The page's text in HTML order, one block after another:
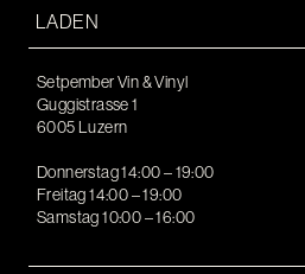
LADEN
Setpember Vin & Vinyl
Guggistrasse 1
6005 Luzern
Donnerstag 14:00 – 19:00
Freitag 14:00 – 19:00
Samstag 10:00 – 16:00